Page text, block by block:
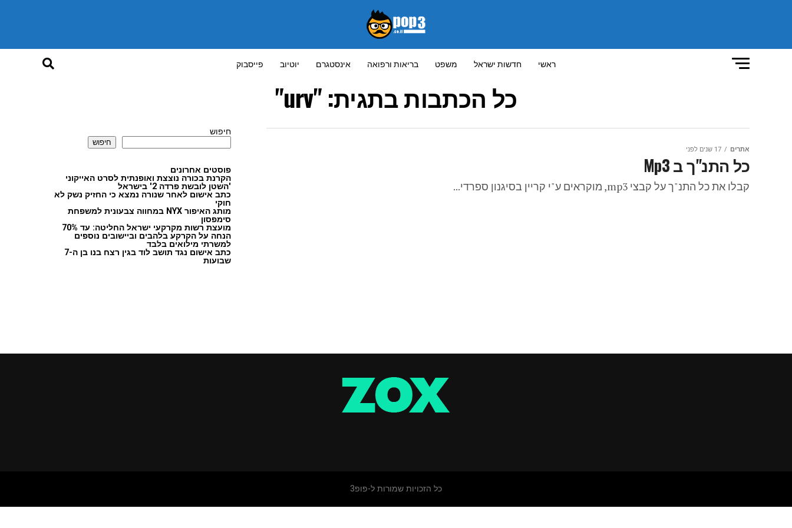
ראשי חדשות ישראל משפט בריאות ורפואה אינסטגרם יוטיוב פייסבוק
כל הכתבות בתגית: "urv"
אתרים 17 שנים לפני
כל התנ"ך ב Mp3
קבלו את כל התנ"ך על קבצי mp3, מוקראים ע"י קריין בסיגנון ספרדי...
חיפוש
חיפוש
פוסטים אחרונים
הקרנת בכורה נוצצת ואופנתית לסרט האייקוני
'השטן לובשת פרדה 2' בישראל
כתב אישום לאחר שנורה נמצא כי החזיק נשק לא
חוקי
מותג האיפור NYX במחווה צבעונית למשפחת
סימפסון
מועצת רשות מקרקעי ישראל החליטה: עד 70%
הנחה על הקרקע בלהבים וביישובים נוספים
למשרתי מילואים בלבד
כתב אישום נגד תושב לוד בגין רצח בנו בן ה-7
שבועות
כל הזכויות שמורות ל-פופ3